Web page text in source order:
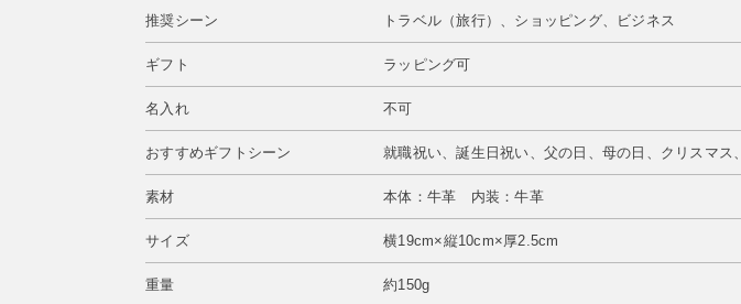
推奨シーン トラベル（旅行）、ショッピング、ビジネス
ギフト ラッピング可
名入れ 不可
おすすめギフトシーン 就職祝い、誕生日祝い、父の日、母の日、クリスマス、
素材 本体：牛革 内装：牛革
サイズ 横19cm×縦10cm×厚2.5cm
重量 約150g